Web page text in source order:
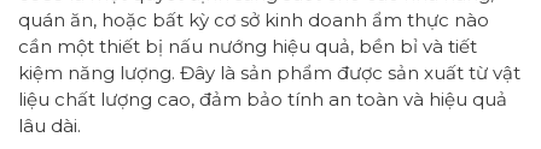
quán ăn, hoặc bất kỳ cơ sở kinh doanh ẩm thực nào
cần một thiết bị nấu nướng hiệu quả, bền bỉ và tiết
kiệm năng lượng. Đây là sản phẩm được sản xuất từ vật
liệu chất lượng cao, đảm bảo tính an toàn và hiệu quả
lâu dài.